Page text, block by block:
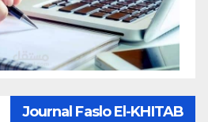
Journal Faslo El-KHITAB